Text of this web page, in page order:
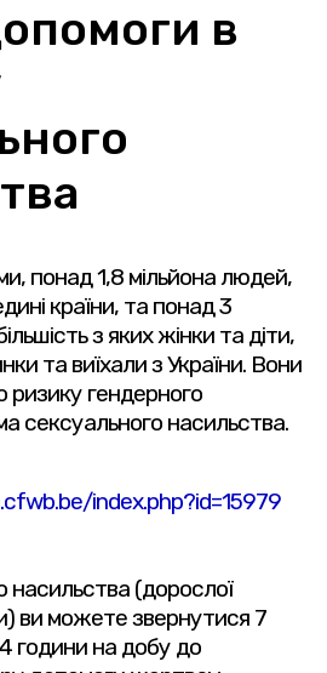
в
понад 1,8 мільйона людей,
країни, та понад 3
з яких жінки та діти,
та виїхали з України. Вони
ризику гендерного
сексуального насильства.
index.php?id=15979
насильства (дорослої
ви можете звернутися 7
години на добу до